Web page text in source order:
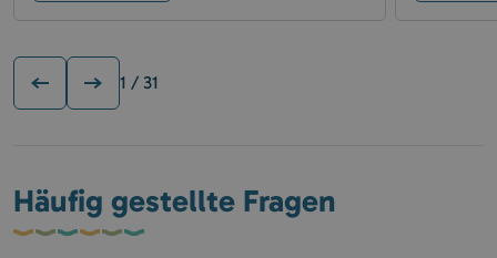
1 / 31
Häufig gestellte Fragen